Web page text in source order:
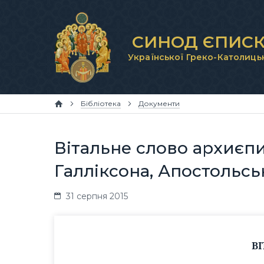
СИНОД
Української Греко-
Бібліотека Документи
Вітальне слово
Галліксона,
31 серпня 2015